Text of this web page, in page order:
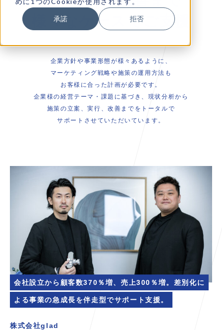
承諾 拒否
様々なケースでご支援
企業方針や事業形態が様々あるように、
マーケティング戦略や施策の運用方法も
お客様に合った計画が必要です。
企業様の経営テーマ・課題に基づき、現状分析から
施策の立案、実行、改善までをトータルで
サポートさせていただいています。
会社設立から顧客数370％増、売上300％増。差別化に
よる事業の急成長を伴走型でサポート支援。
株式会社glad